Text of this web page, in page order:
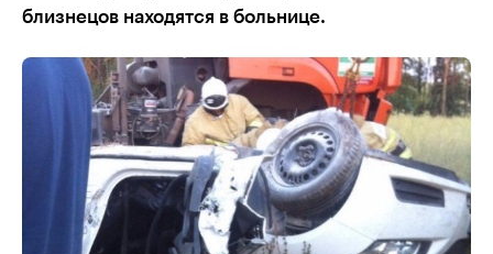
близнецов находятся в больнице.